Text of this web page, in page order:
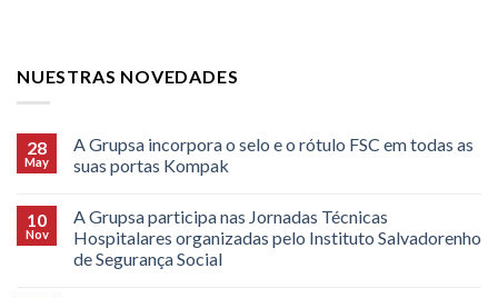
NUESTRAS NOVEDADES
28
May
A Grupsa incorpora o selo e o rótulo FSC em todas as
suas portas Kompak
10
Nov
A Grupsa participa nas Jornadas Técnicas
Hospitalares organizadas pelo Instituto Salvadorenho
de Segurança Social